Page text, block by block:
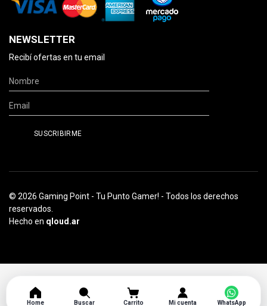
NEWSLETTER
Recibí ofertas en tu email
© 2026 Gaming Point - Tu Punto Gamer! - Todos los derechos
reservados.
Hecho en qloud.ar
Home Buscar Carrito Mi cuenta